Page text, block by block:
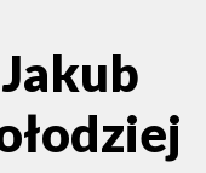
Jakub